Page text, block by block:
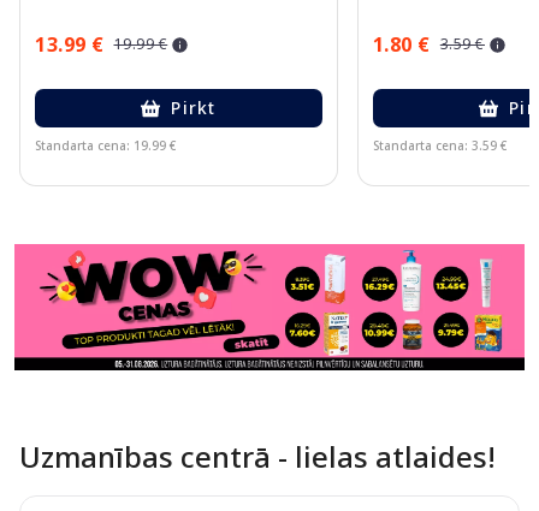
13.99 € 19.99 €
Pirkt
Standarta cena: 19.99 €
1.80 € 3.59 €
Standarta cena: 3.59 €
Uzmanības centrā - lielas atlaides!